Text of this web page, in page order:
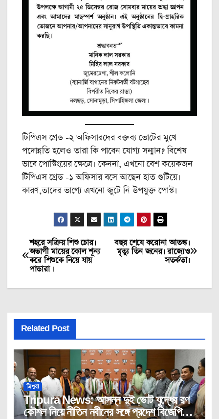
টিপিএস গ্রেড -২ অফিসারদের বক্তব্য ভোটের মুখে
পদোন্নতি হলেও তারা কি পাবেন যোগ্য সন্মান? বিশেষ
ভাবে পোস্টিংয়ের ক্ষেত্রে। কেননা, এখনো বেশ কয়েকজন
টিপিএস গ্রেড -১ অফিসার বসে আছেন হাত গুটিয়ে।
কারণ,তাদের ভাগ্যে এখনো জুটে নি উপযুক্ত পোস্ট।
Post
navigation
বছর শেষে করোনা আতঙ্ক।
মৃত্যু তিন জনের। রাজ্যেও
সতর্কতা।
শহরে সক্রিয় শিশু চোর।
অভাগী মায়ের কোল শূন্য
করে শিশুকে নিয়ে যায়
পান্ডারা ।
Related Post
ত্রিপুরা
Tripura News: আসন্ন দুই ভোট যুদ্ধের রণ
কৌশল নিয়ে নীতিন নবীনের সঙ্গে প্রদেশ বিজেপির